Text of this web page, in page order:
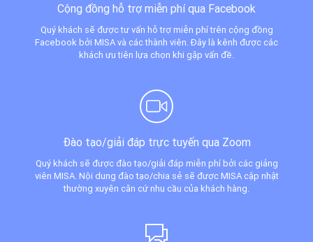
Cộng đồng hỗ trợ miễn phí qua Facebook
Quý khách sẽ được tư vấn hỗ trợ miễn phí trên cộng đồng
Facebook bởi MISA và các thành viên. Đây là kênh được các
khách ưu tiên lựa chọn khi gặp vấn đề.
Đào tạo/giải đáp trực tuyến qua Zoom
Quý khách sẽ được đào tạo/giải đáp miễn phí bởi các giảng
viên MISA. Nội dung đào tạo/chia sẻ sẽ được MISA cập nhật
thường xuyên căn cứ nhu cầu của khách hàng.